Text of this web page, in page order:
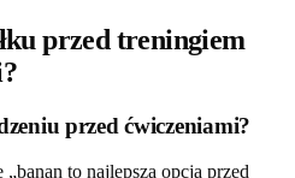
przed treningiem
przed ćwiczeniami?
„banan to najlepsza opcja przed